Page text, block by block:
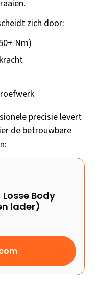
zich door:
Nm)
precisie levert
de betrouwbare
Body
lader)